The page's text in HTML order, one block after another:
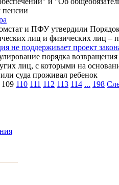
пенсии
и ПФУ утвердили
лиц и физических лиц –
не поддерживает проект
порядка
лиц, с которыми на
суда проживал ребенок
109 110 111 112 113 114 ... 198